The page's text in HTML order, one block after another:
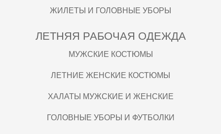
ЖИЛЕТЫ И ГОЛОВНЫЕ УБОРЫ
ЛЕТНЯЯ РАБОЧАЯ ОДЕЖДА
МУЖСКИЕ КОСТЮМЫ
ЛЕТНИЕ ЖЕНСКИЕ КОСТЮМЫ
ХАЛАТЫ МУЖСКИЕ И ЖЕНСКИЕ
ГОЛОВНЫЕ УБОРЫ И ФУТБОЛКИ